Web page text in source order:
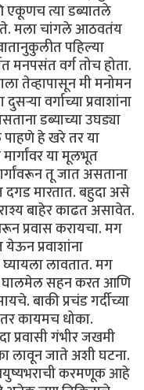
एकूणच त्या डब्यातले
मला चांगले आठवतंय
पहिल्या
मनपसंत वर्ग तोच होता.
तेव्हापासून मी मनोमन
वर्गाच्या प्रवाशांना
डब्याच्या उघड्या
पाहणे हे खरे तर या
या मूलभूत
तू जात असताना
दगड मारतात. बहुदा असे
बाहेर काढत असावेत.
प्रवास करायचा. मग
प्रवाशांना
लावतात. मग
घालमेल सहन करत आणि
बाकी प्रचंड गर्दीच्या
तर कायमच धोका.
प्रवासी गंभीर जखमी
लावून जाते अशी घटना.
करमणूक आहे